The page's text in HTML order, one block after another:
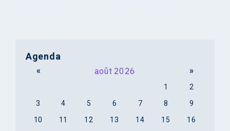
Agenda
« août 2026 »
1
2
3
4 5 6 7 8
9
10
11 12 13 14 15
16